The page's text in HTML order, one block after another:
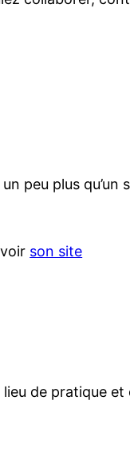
peu plus qu’un
son site
de pratique et